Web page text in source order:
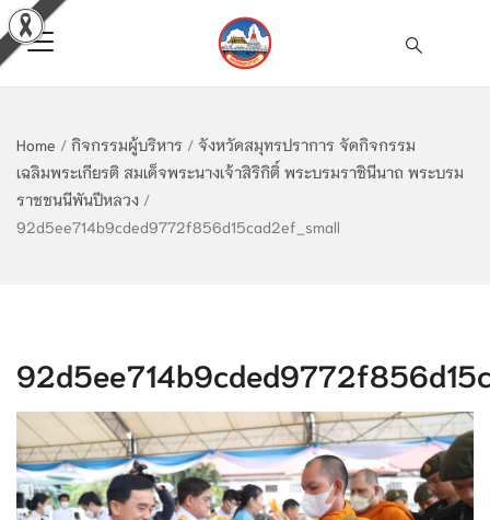
Home / กิจกรรมผู้บริหาร / จังหวัดสมุทรปราการ จัดกิจกรรม
เฉลิมพระเกียรติ สมเด็จพระนางเจ้าสิริกิติ์ พระบรมราชินีนาถ พระบรม
ราชชนนีพันปีหลวง /
92d5ee714b9cded9772f856d15cad2ef_small